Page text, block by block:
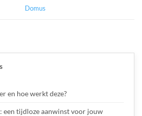
Domus
en hoe werkt deze?
een tijdloze aanwinst voor jouw